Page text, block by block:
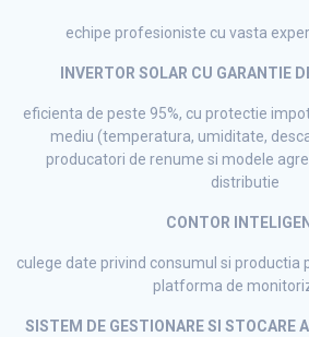
echipe profesioniste cu vasta
INVERTOR SOLAR CU GARANTIE
eficienta de peste 95%, cu protectie
mediu (temperatura, umiditate,
producatori de renume si modele
distributie
CONTOR
culege date privind consumul si productia
platforma de
SISTEM DE GESTIONARE SI STOCARE